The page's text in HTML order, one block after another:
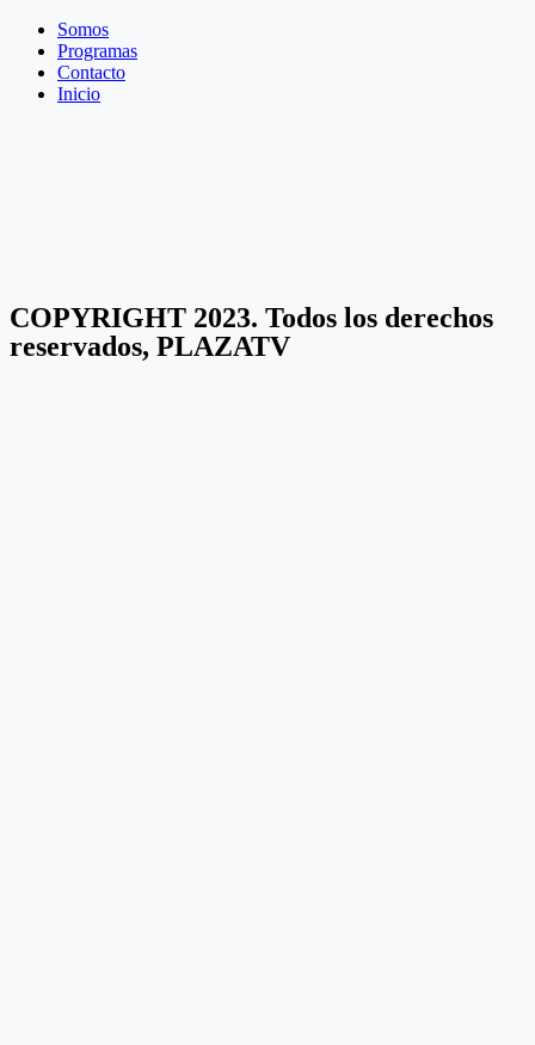
Somos
Programas
Contacto
Inicio
COPYRIGHT 2023. Todos los derechos
reservados, PLAZATV